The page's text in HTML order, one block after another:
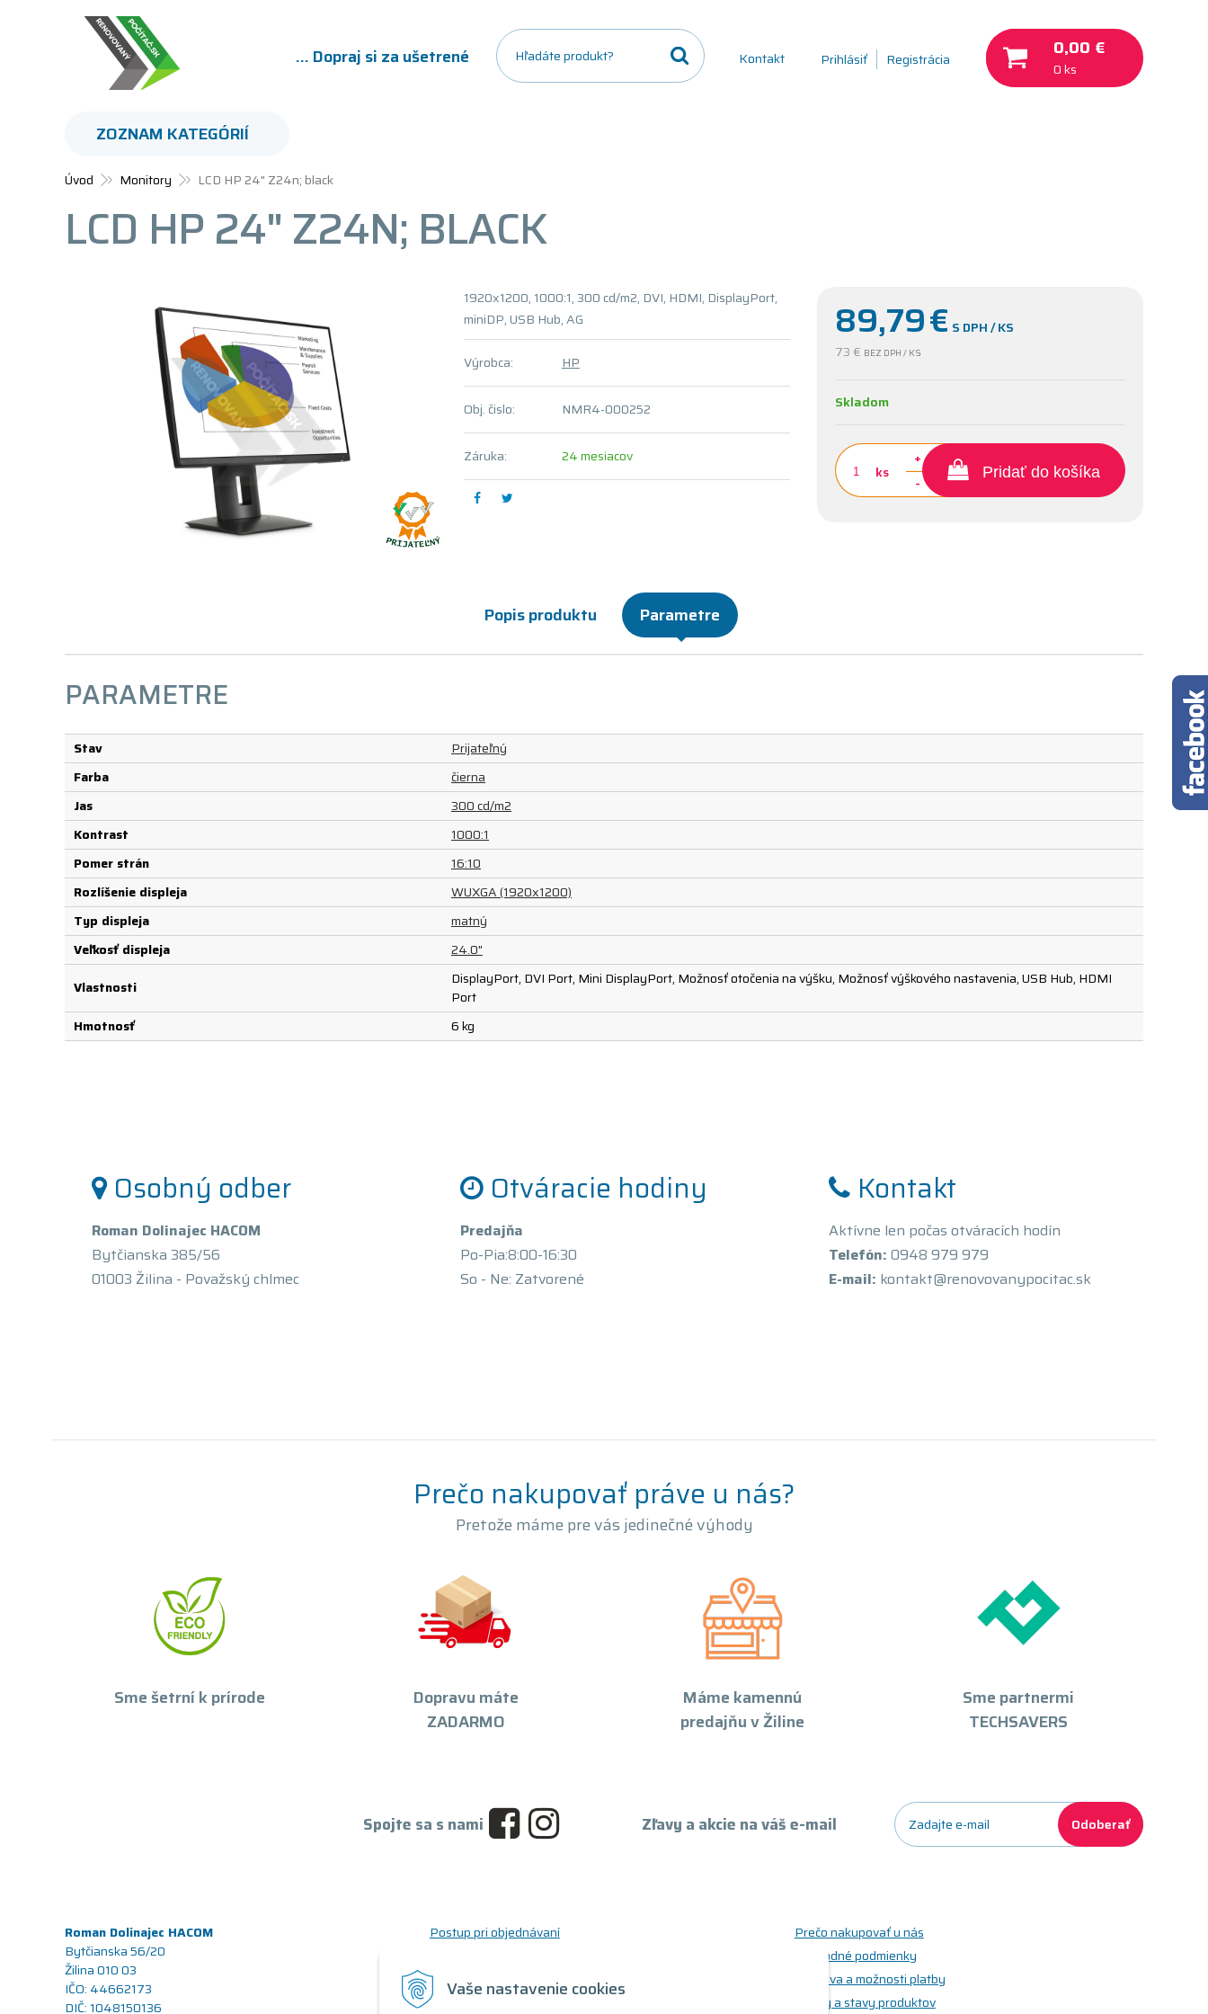
Vaše nastavenie cookies
... Dopraj si za ušetrené Prihlásiť Registrácia 0,00 €
0 ks
Kontakt
Úvod Monitory LCD HP 24" Z24n; black
LCD HP 24" Z24N; BLACK
89,79€ S DPH / KS
73 € BEZ DPH / KS
Skladom
ks
+
-
Pridať do košíka
1920x1200, 1000:1, 300 cd/m2, DVI, HDMI, DisplayPort,
miniDP, USB Hub, AG
Výrobca: HP
Obj. čislo: NMR4-000252
Záruka: 24 mesiacov
Popis produktu Parametre
PARAMETRE
Stav
Prijateľný
Farba
čierna
Jas
300 cd/m2
Kontrast
1000:1
Pomer strán
16:10
Rozlíšenie displeja
WUXGA (1920x1200)
Typ displeja
matný
Veľkosť displeja
24.0"
Vlastnosti
DisplayPort, DVI Port, Mini DisplayPort, Možnosť otočenia na výšku, Možnosť výškového nastavenia, USB Hub, HDMI
Port
Hmotnosť
6 kg
ZOZNAM KATEGÓRIÍ
Osobný odber
Roman Dolinajec HACOM
Bytčianska 385/56
01003 Žilina - Považský chlmec
Otváracie hodiny
Predajňa
Po-Pia:8:00-16:30
So - Ne: Zatvorené
Kontakt
Aktívne len počas otváracích hodín
Telefón: 0948 979 979
E-mail: kontakt@renovovanypocitac.sk
Prečo nakupovať práve u nás?
Pretože máme pre vás jedinečné výhody
Sme šetrní k prírode
Dopravu máte
ZADARMO
Máme kamennú
predajňu v Žiline
Sme partnermi
TECHSAVERS
Spojte sa s nami Zľavy a akcie na váš e-mail Odoberať
Roman Dolinajec HACOM
Bytčianska 56/20
Žilina 010 03
IČO: 44662173
DIČ: 1048150136
Postup pri objednávaní
Reklamačný formulár
Odstúpenie od zmluvy (formulár)
Prečo nakupovať u nás
Obchodné podmienky
Doprava a možnosti platby
Triedy a stavy produktov